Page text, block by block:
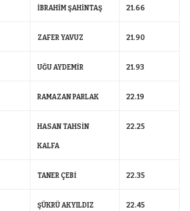
İBRAHİM ŞAHİNTAŞ 21.66
ZAFER YAVUZ 21.90
UĞU AYDEMİR 21.93
RAMAZAN PARLAK 22.19
HASAN TAHSİN
KALFA
22.25
TANER ÇEBİ 22.35
ŞÜKRÜ AKYILDIZ 22.45